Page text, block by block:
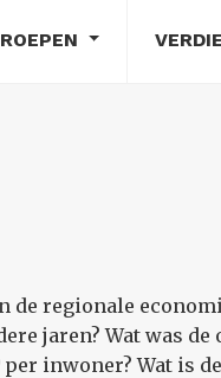
regionale
jaren? Wat was
inwoner? Wat is